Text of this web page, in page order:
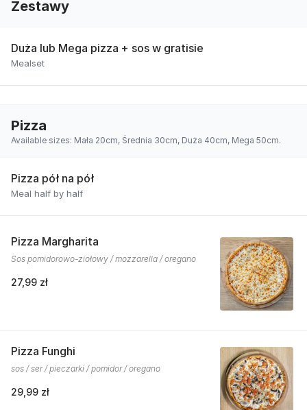
Zestawy
Duża lub Mega pizza + sos w gratisie
Mealset
Pizza
Available sizes: Mała 20cm, Średnia 30cm, Duża 40cm, Mega 50cm.
Pizza pół na pół
Meal half by half
Pizza Margharita
Sos pomidorowo-ziołowy / mozzarella / oregano
27,99 zł
Pizza Funghi
sos / ser / pieczarki / pomidor / oregano
29,99 zł